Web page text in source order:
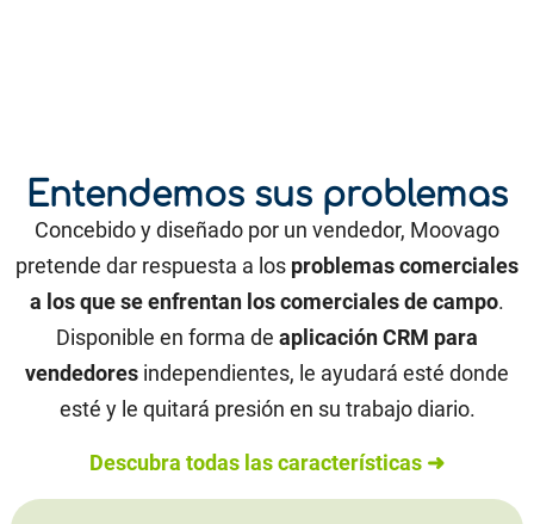
Entendemos sus problemas
Concebido y diseñado por un vendedor, Moovago
pretende dar respuesta a los problemas comerciales
a los que se enfrentan los comerciales de campo.
Disponible en forma de aplicación CRM para
vendedores independientes, le ayudará esté donde
esté y le quitará presión en su trabajo diario.
Descubra todas las características ➜